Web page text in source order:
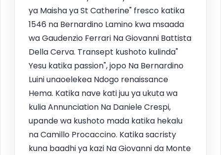
ya Maisha ya St Catherine" fresco katika
1546 na Bernardino Lamino kwa msaada
wa Gaudenzio Ferrari Na Giovanni Battista
Della Cerva. Transept kushoto kulinda"
Yesu katika passion", jopo Na Bernardino
Luini unaoelekea Ndogo renaissance
Hema. Katika nave kati juu ya ukuta wa
kulia Annunciation Na Daniele Crespi,
upande wa kushoto mada katika hekalu
na Camillo Procaccino. Katika sacristy
kuna baadhi ya kazi Na Giovanni da Monte